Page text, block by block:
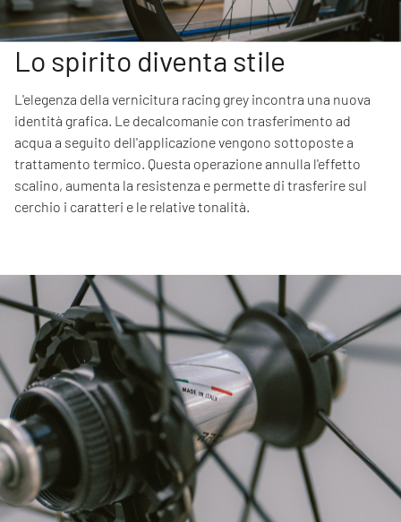
Lo spirito diventa stile
L'elegenza della vernicitura racing grey incontra una nuova
identità grafica. Le decalcomanie con trasferimento ad
acqua a seguito dell'applicazione vengono sottoposte a
trattamento termico. Questa operazione annulla l'effetto
scalino, aumenta la resistenza e permette di trasferire sul
cerchio i caratteri e le relative tonalità.